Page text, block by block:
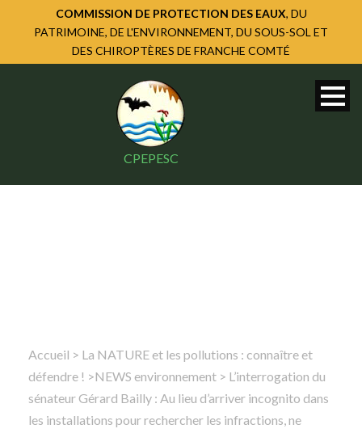
COMMISSION DE PROTECTION DES EAUX, DU
PATRIMOINE, DE L'ENVIRONNEMENT, DU SOUS-SOL ET
DES CHIROPTÈRES DE FRANCHE COMTÉ
CPEPESC
Rechercher
Accueil > La NATURE et les pollutions : connaître et
défendre ! >NEWS environnement > L’interrogation du
sénateur Gérard Bailly : Au lieu d’arriver incognito dans
les installations pour rechercher les infractions, ne